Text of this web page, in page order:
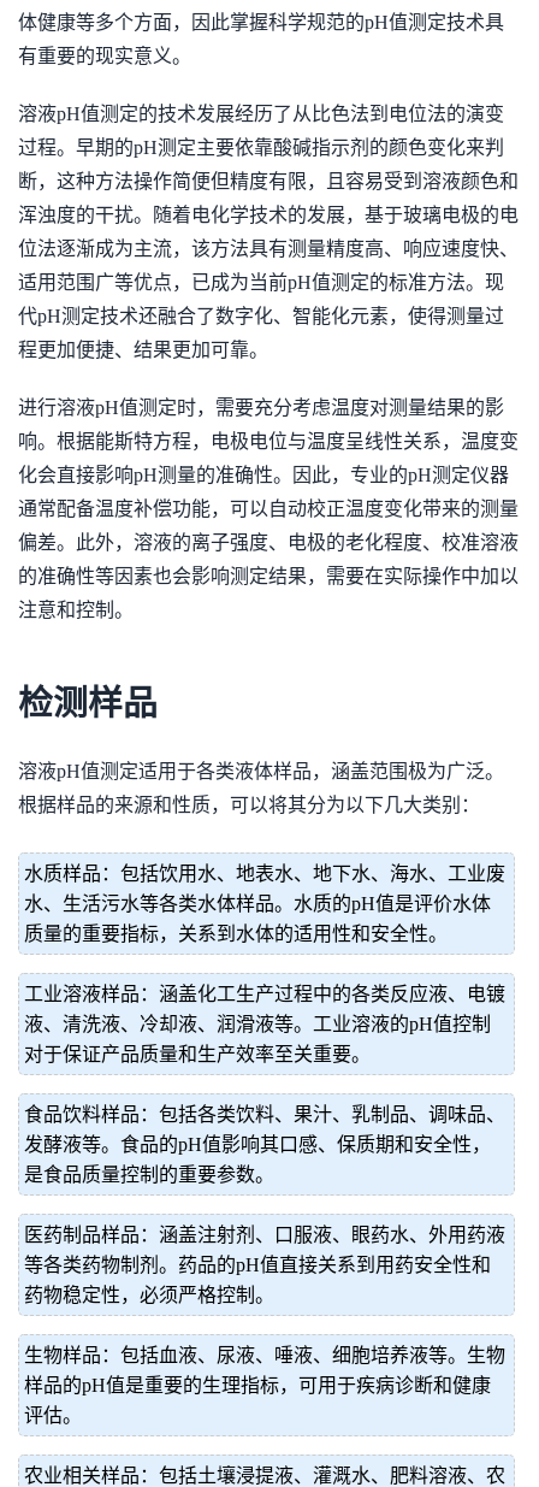
体健康等多个方面，因此掌握科学规范的pH值测定技术具
有重要的现实意义。
溶液pH值测定的技术发展经历了从比色法到电位法的演变
过程。早期的pH测定主要依靠酸碱指示剂的颜色变化来判
断，这种方法操作简便但精度有限，且容易受到溶液颜色和
浑浊度的干扰。随着电化学技术的发展，基于玻璃电极的电
位法逐渐成为主流，该方法具有测量精度高、响应速度快、
适用范围广等优点，已成为当前pH值测定的标准方法。现
代pH测定技术还融合了数字化、智能化元素，使得测量过
程更加便捷、结果更加可靠。
进行溶液pH值测定时，需要充分考虑温度对测量结果的影
响。根据能斯特方程，电极电位与温度呈线性关系，温度变
化会直接影响pH测量的准确性。因此，专业的pH测定仪器
通常配备温度补偿功能，可以自动校正温度变化带来的测量
偏差。此外，溶液的离子强度、电极的老化程度、校准溶液
的准确性等因素也会影响测定结果，需要在实际操作中加以
注意和控制。
检测样品
溶液pH值测定适用于各类液体样品，涵盖范围极为广泛。
根据样品的来源和性质，可以将其分为以下几大类别：
水质样品：包括饮用水、地表水、地下水、海水、工业废
水、生活污水等各类水体样品。水质的pH值是评价水体
质量的重要指标，关系到水体的适用性和安全性。
工业溶液样品：涵盖化工生产过程中的各类反应液、电镀
液、清洗液、冷却液、润滑液等。工业溶液的pH值控制
对于保证产品质量和生产效率至关重要。
食品饮料样品：包括各类饮料、果汁、乳制品、调味品、
发酵液等。食品的pH值影响其口感、保质期和安全性，
是食品质量控制的重要参数。
医药制品样品：涵盖注射剂、口服液、眼药水、外用药液
等各类药物制剂。药品的pH值直接关系到用药安全性和
药物稳定性，必须严格控制。
生物样品：包括血液、尿液、唾液、细胞培养液等。生物
样品的pH值是重要的生理指标，可用于疾病诊断和健康
评估。
农业相关样品：包括土壤浸提液、灌溉水、肥料溶液、农